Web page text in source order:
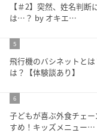
【＃2】突然、姓名判
は…？ by オキエ…
5
飛行機のバシネットと
は？【体験談あり】
6
子どもが喜ぶ外食チェ
すめ！キッズメニュー…